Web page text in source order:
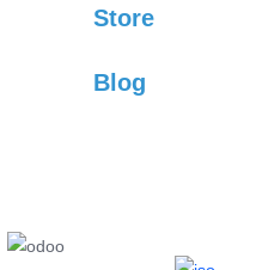
Store
Blog